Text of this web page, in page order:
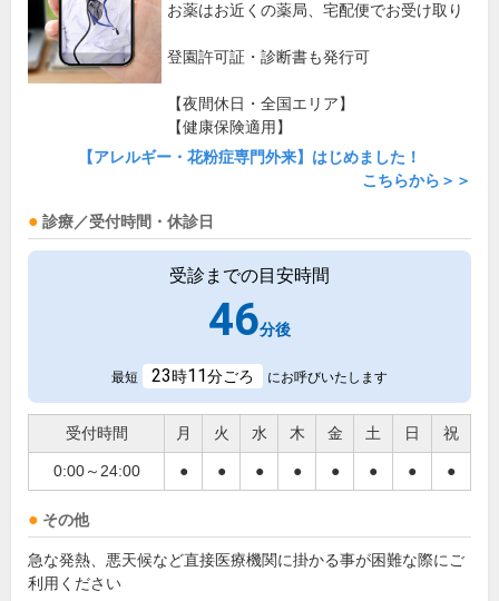
お薬はお近くの薬局、宅配便でお受け取り
登園許可証・診断書も発行可
【夜間休日・全国エリア】
【健康保険適用】
【アレルギー・花粉症専門外来】はじめました！
こちらから＞＞
診療／受付時間・休診日
受診までの目安時間
46分後
最短 23時11分ごろ にお呼びいたします
受付時間 月 火 水 木 金 土 日 祝
0:00～24:00 ● ● ● ● ● ● ● ●
その他
急な発熱、悪天候など直接医療機関に掛かる事が困難な際にご
利用ください